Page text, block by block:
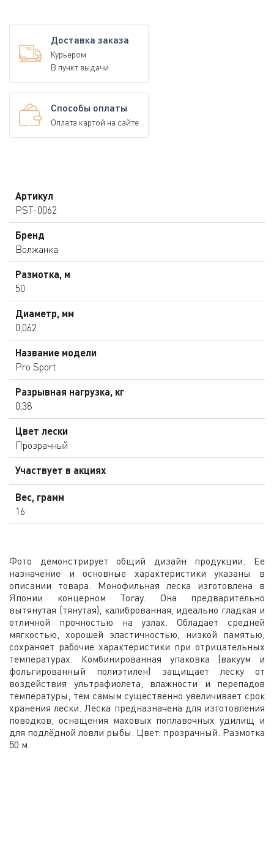
Доставка заказа
Курьером
В пункт выдачи
Способы оплаты
Оплата картой на сайте
Артикул
PST-0062
Бренд
Волжанка
Размотка, м
50
Диаметр, мм
0,062
Название модели
Pro Sport
Разрывная нагрузка, кг
0,38
Цвет лески
Прозрачный
Участвует в акциях
Вес, грамм
16
Фото демонстрирует общий дизайн продукции. Ее
назначение и основные характеристики указаны в
описании товара. Монофильная леска изготовлена в
Японии концерном Toray. Она предварительно
вытянутая (тянутая), калиброванная, идеально гладкая и
отличной прочностью на узлах. Обладает средней
мягкостью, хорошей эластичностью, низкой памятью,
сохраняет рабочие характеристики при отрицательных
температурах. Комбинированная упаковка (вакуум и
фольгированный полиэтилен) защищает леску от
воздействия ультрафиолета, влажности и перепадов
температуры, тем самым существенно увеличивает срок
хранения лески. Леска предназначена для изготовления
поводков, оснащения маховых поплавочных удилищ и
для подлёдной ловли рыбы. Цвет: прозрачный. Размотка
50 м.